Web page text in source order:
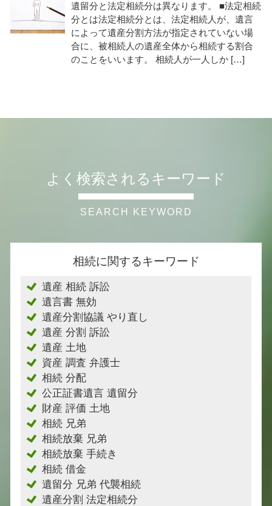
遺留分と法定相続分は異なります。 ■法定相続
分とは法定相続分とは、法定相続人が、遺言
によって遺産分割方法が指定されていない場
合に、被相続人の遺産全体から相続する割合
のことをいいます。 相続人が一人しか […]
よく検索されるキーワード
相続に関するキーワード
遺産 相続 訴訟
遺言書 無効
遺産分割協議 やり直し
遺産 分割 訴訟
遺産 土地
資産 調査 弁護士
相続 分配
公正証書遺言 遺留分
財産 評価 土地
相続 兄弟
相続放棄 兄弟
相続放棄 手続き
相続 借金
遺留分 兄弟 代襲相続
遺産分割 法定相続分